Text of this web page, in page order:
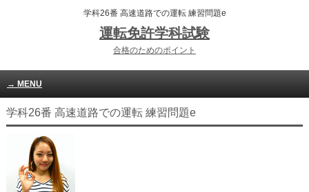
学科26番 高速道路での運転 練習問題e
運転免許学科試験
合格のためのポイント
MENU
学科26番 高速道路での運転 練習問題e